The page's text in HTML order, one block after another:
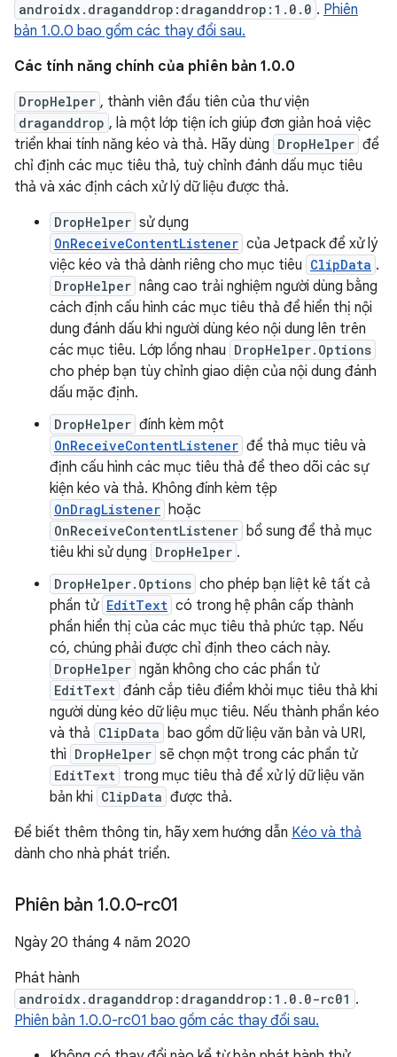
androidx.draganddrop:draganddrop:1.0.0 . Phiên
bản 1.0.0 bao gồm các thay đổi sau.
Các tính năng chính của phiên bản 1.0.0
DropHelper , thành viên đầu tiên của thư viện
draganddrop , là một lớp tiện ích giúp đơn giản hoá việc
triển khai tính năng kéo và thả. Hãy dùng DropHelper để
chỉ định các mục tiêu thả, tuỳ chỉnh đánh dấu mục tiêu
thả và xác định cách xử lý dữ liệu được thả.
DropHelper sử dụng
OnReceiveContentListener của Jetpack để xử lý
việc kéo và thả dành riêng cho mục tiêu ClipData .
DropHelper nâng cao trải nghiệm người dùng bằng
cách định cấu hình các mục tiêu thả để hiển thị nội
dung đánh dấu khi người dùng kéo nội dung lên trên
các mục tiêu. Lớp lồng nhau DropHelper.Options
cho phép bạn tùy chỉnh giao diện của nội dung đánh
dấu mặc định.
DropHelper đính kèm một
OnReceiveContentListener để thả mục tiêu và
định cấu hình các mục tiêu thả để theo dõi các sự
kiện kéo và thả. Không đính kèm tệp
OnDragListener hoặc
OnReceiveContentListener bổ sung để thả mục
tiêu khi sử dụng DropHelper .
DropHelper.Options cho phép bạn liệt kê tất cả
phần tử EditText có trong hệ phân cấp thành
phần hiển thị của các mục tiêu thả phức tạp. Nếu
có, chúng phải được chỉ định theo cách này.
DropHelper ngăn không cho các phần tử
EditText đánh cắp tiêu điểm khỏi mục tiêu thả khi
người dùng kéo dữ liệu mục tiêu. Nếu thành phần kéo
và thả ClipData bao gồm dữ liệu văn bản và URI,
thì DropHelper sẽ chọn một trong các phần tử
EditText trong mục tiêu thả để xử lý dữ liệu văn
bản khi ClipData được thả.
Để biết thêm thông tin, hãy xem hướng dẫn Kéo và thả
dành cho nhà phát triển.
Phiên bản 1.0.0-rc01
Ngày 20 tháng 4 năm 2020
Phát hành
androidx.draganddrop:draganddrop:1.0.0-rc01 .
Phiên bản 1.0.0-rc01 bao gồm các thay đổi sau.